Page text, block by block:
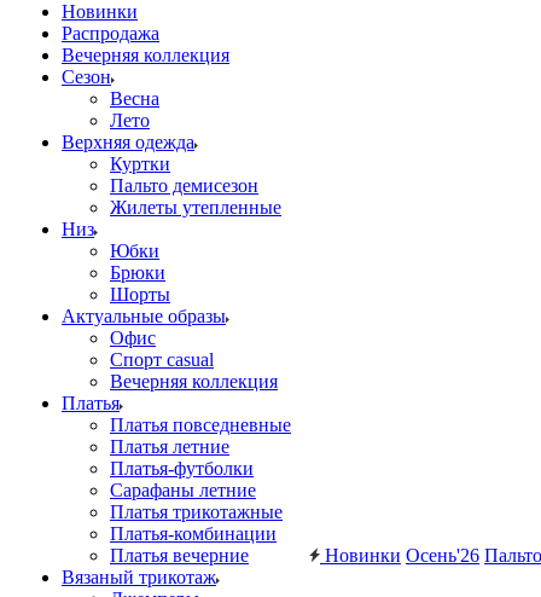
Новинки
Распродажа
Вечерняя коллекция
Сезон
Весна
Лето
Верхняя одежда
Куртки
Пальто демисезон
Жилеты утепленные
Низ
Юбки
Брюки
Шорты
Актуальные образы
Офис
Спорт casual
Вечерняя коллекция
Платья
Платья повседневные
Платья летние
Платья-футболки
Сарафаны летние
Платья трикотажные
Платья-комбинации
Платья вечерние
Вязаный трикотаж
Новинки Осень'26 Пальто